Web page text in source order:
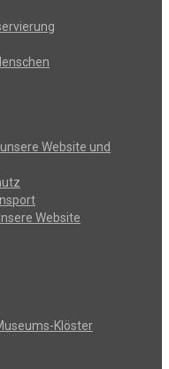
Website und
Website
Klöster